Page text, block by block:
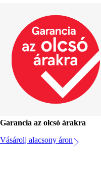
Garancia az olcsó árakra
Vásárolj alacsony áron